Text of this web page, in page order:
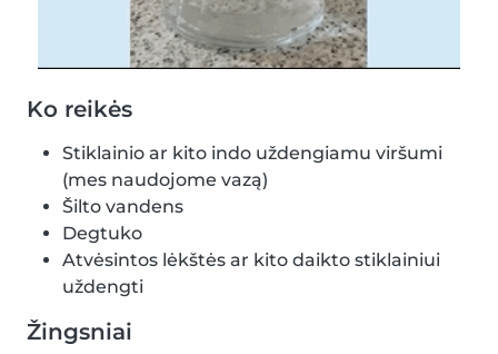
Ko reikės
Stiklainio ar kito indo uždengiamu viršumi
(mes naudojome vazą)
Šilto vandens
Degtuko
Atvėsintos lėkštės ar kito daikto stiklainiui
uždengti
Žingsniai